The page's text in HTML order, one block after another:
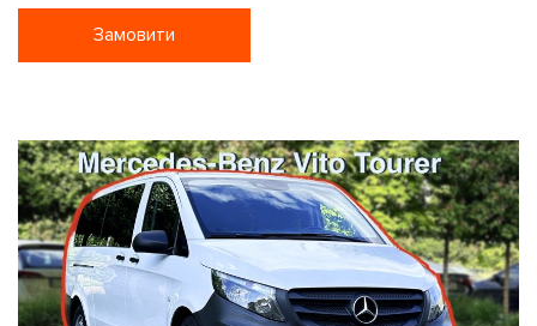
Замовити